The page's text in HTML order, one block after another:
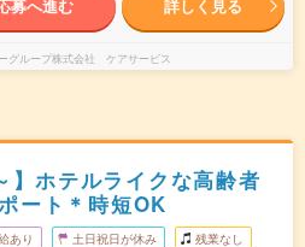
募へ進む 詳しく見る
グループ株式会社 ケアサービス
】ホテルライクな高齢者
ート＊時短OK
あり 土日祝日が休み 残業なし